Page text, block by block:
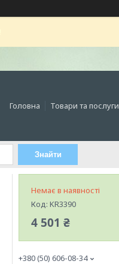
Головна Товари та послуги
Знайти
Немає в наявності
Код: KR3390
4 501 ₴
+380 (50) 606-08-34